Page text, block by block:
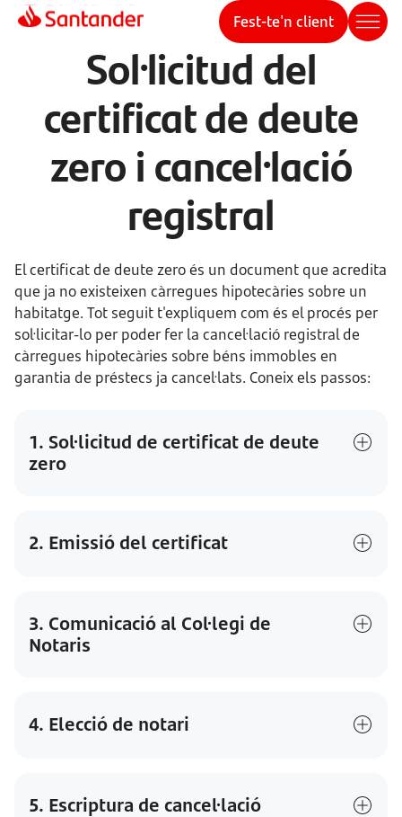
Fest-te'n client
Sol·licitud del
certificat de deute
zero i cancel·lació
registral
El certificat de deute zero és un document que acredita
que ja no existeixen càrregues hipotecàries sobre un
habitatge. Tot seguit t'expliquem com és el procés per
sol·licitar-lo per poder fer la cancel·lació registral de
càrregues hipotecàries sobre béns immobles en
garantia de préstecs ja cancel·lats. Coneix els passos:
1. Sol·licitud de certificat de deute
zero
2. Emissió del certificat
3. Comunicació al Col·legi de
Notaris
4. Elecció de notari
5. Escriptura de cancel·lació